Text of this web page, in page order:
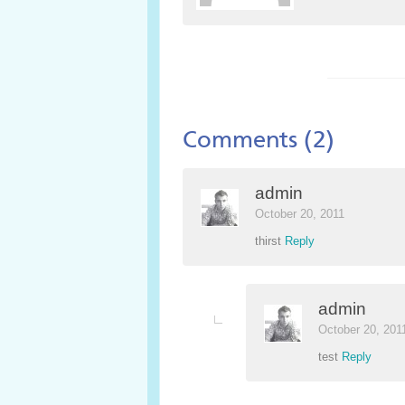
Comments (2)
admin
October 20, 2011
thirst Reply
admin
October 20,
test Reply